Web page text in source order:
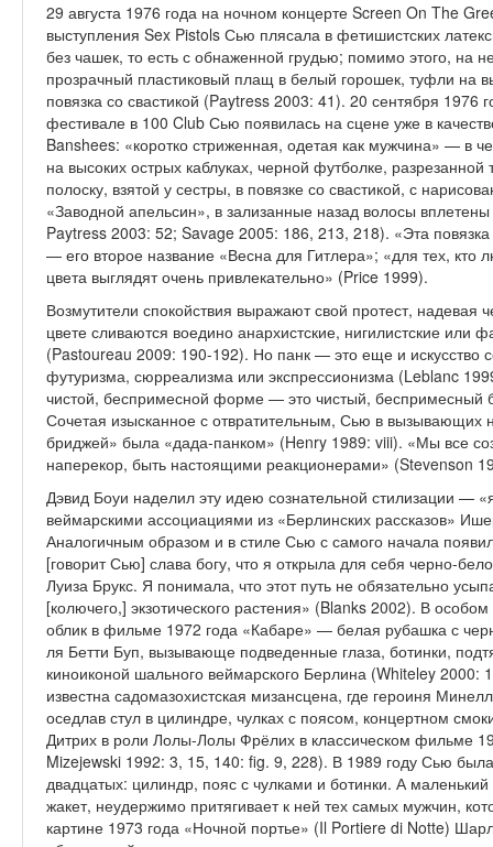
29 августа 1976 года на ночном концерте Screen On The
выступления Sex Pistols Сью плясала в фетишистских
без ча­шек, то есть с обнаженной грудью; помимо этого, на
прозрачный пластиковый плащ в белый горошек, туфли на
повязка со свастикой (Paytress 2003: 41). 20 сентября 1976
фестивале в 100 Club Сью появилась на сцене уже в
Banshees: «коротко стриженная, одетая как мужчина» — в
на высоких острых каблуках, черной футболке,
полоску, взятой у сестры, в повязке со свастикой, с
«Заводной апельсин», в зализанные назад волосы
Paytress 2003: 52; Savage 2005: 186, 213, 218). «Эта
— его второе название «Весна для Гитлера»; «для тех, кто
цве­та выглядят очень привлекательно» (Price 1999).
Возмутители спокойствия выражают свой протест,
цвете сливаются воедино анар­хистские, нигилистские или
(Pastoureau 2009: 190-192). Но панк — это еще и искусство
футуризма, сюрреализма или экс­прессионизма (Leblanc
чи­стой, беспримесной форме — это чистый,
Сочетая изысканное с отвратительным, Сью в вызывающих
бриджей» была «дада-панком» (Henry 1989: viii). «Мы все
наперекор, быть настоящими реакционерами» (Steven­son
Дэвид Боуи наделил эту идею сознательной стилизации —
веймарскими ассоциациями из «Берлин­ских рассказов»
Анало­гичным образом и в стиле Сью с самого начала
[говорит Сью] слава богу, что я открыла для себя черно-
Луиза Брукс. Я понимала, что этот путь не обязательно
[колючего,] экзотического растения» (Blanks 2002). В
облик в фильме 1972 года «Кабаре» — белая рубашка с
ля Бетти Буп, вызывающе подведенные глаза, ботинки,
киноиконой шального веймарского Берлина (Whiteley
известна садомазохистская мизансцена, где героиня
оседлав стул в цилиндре, чулках с поясом, концертном
Дитрих в роли Лолы-Лолы Фрёлих в классическом фильме
Mizejewski 1992: 3, 15, 140: fig. 9, 228). В 1989 году Сью
двад­цатых: цилиндр, пояс с чулками и ботинки. А
жакет, неудержимо притягивает к ней тех самых мужчин,
картине 1973 года «Ночной портье» (Il Portiere di Notte)